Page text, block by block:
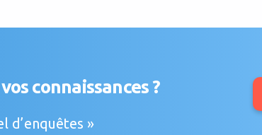
connaissances ?
d’enquêtes »